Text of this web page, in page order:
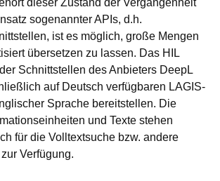
dieser Zustand der Vergangenheit
sogenannter APIs, d.h.
ist es möglich, große Mengen
übersetzen zu lassen. Das HIL
Schnittstellen des Anbieters DeepL
auf Deutsch verfügbaren LAGIS-
Sprache bereitstellen. Die
und Texte stehen
für die Volltextsuche bzw. andere
Verfügung.